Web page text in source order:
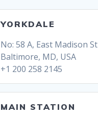
YORKDALE
No: 58 A, East Madison St
Baltimore, MD, USA
+1 200 258 2145
MAIN STATION